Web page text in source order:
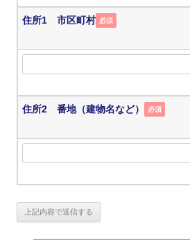
住所1 市区町村 必須
住所2 番地（建物名など） 必須